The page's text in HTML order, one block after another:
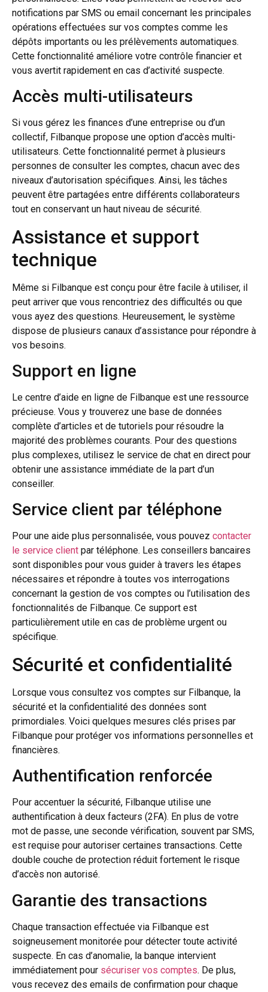
notifications par SMS ou email concernant les principales
opérations effectuées sur vos comptes comme les
dépôts importants ou les prélèvements automatiques.
Cette fonctionnalité améliore votre contrôle financier et
vous avertit rapidement en cas d’activité suspecte.
Accès multi-utilisateurs
Si vous gérez les finances d’une entreprise ou d’un
collectif, Filbanque propose une option d’accès multi-
utilisateurs. Cette fonctionnalité permet à plusieurs
personnes de consulter les comptes, chacun avec des
niveaux d’autorisation spécifiques. Ainsi, les tâches
peuvent être partagées entre différents collaborateurs
tout en conservant un haut niveau de sécurité.
Assistance et support
technique
Même si Filbanque est conçu pour être facile à utiliser, il
peut arriver que vous rencontriez des difficultés ou que
vous ayez des questions. Heureusement, le système
dispose de plusieurs canaux d’assistance pour répondre à
vos besoins.
Support en ligne
Le centre d’aide en ligne de Filbanque est une ressource
précieuse. Vous y trouverez une base de données
complète d’articles et de tutoriels pour résoudre la
majorité des problèmes courants. Pour des questions
plus complexes, utilisez le service de chat en direct pour
obtenir une assistance immédiate de la part d’un
conseiller.
Service client par téléphone
Pour une aide plus personnalisée, vous pouvez contacter
le service client par téléphone. Les conseillers bancaires
sont disponibles pour vous guider à travers les étapes
nécessaires et répondre à toutes vos interrogations
concernant la gestion de vos comptes ou l’utilisation des
fonctionnalités de Filbanque. Ce support est
particulièrement utile en cas de problème urgent ou
spécifique.
Sécurité et confidentialité
Lorsque vous consultez vos comptes sur Filbanque, la
sécurité et la confidentialité des données sont
primordiales. Voici quelques mesures clés prises par
Filbanque pour protéger vos informations personnelles et
financières.
Authentification renforcée
Pour accentuer la sécurité, Filbanque utilise une
authentification à deux facteurs (2FA). En plus de votre
mot de passe, une seconde vérification, souvent par SMS,
est requise pour autoriser certaines transactions. Cette
double couche de protection réduit fortement le risque
d’accès non autorisé.
Garantie des transactions
Chaque transaction effectuée via Filbanque est
soigneusement monitorée pour détecter toute activité
suspecte. En cas d’anomalie, la banque intervient
immédiatement pour sécuriser vos comptes. De plus,
vous recevez des emails de confirmation pour chaque